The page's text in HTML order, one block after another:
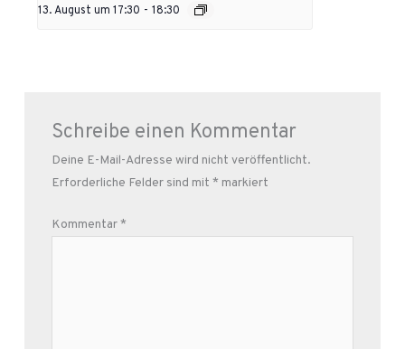
13. August um 17:30 - 18:30
Schreibe einen Kommentar
Deine E-Mail-Adresse wird nicht veröffentlicht.
Erforderliche Felder sind mit * markiert
Kommentar*